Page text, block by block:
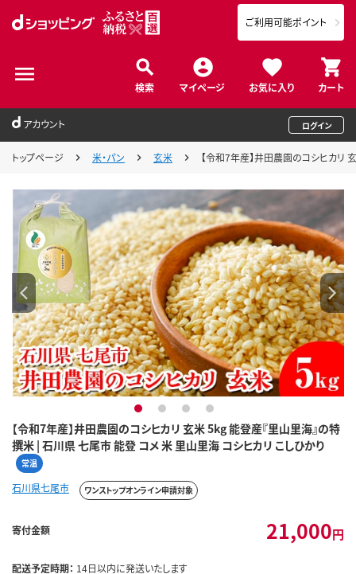
検索 マイページ お気に入り カート
ご利用可能ポイント
アカウント ログイン
トップページ 米・パン 玄米 【令和7年産】井田農園のコシヒカリ
【令和7年産】井田農園のコシヒカリ 玄米 5kg 能登産『里山里海』の特
撰米 | 石川県 七尾市 能登 コメ 米 里山里海 コシヒカリ こしひかり
常温
1 2 3 4
石川県七尾市 ワンストップオンライン申請対象
寄付金額 21,000円
配送予定時期： 14日以内に発送いたします